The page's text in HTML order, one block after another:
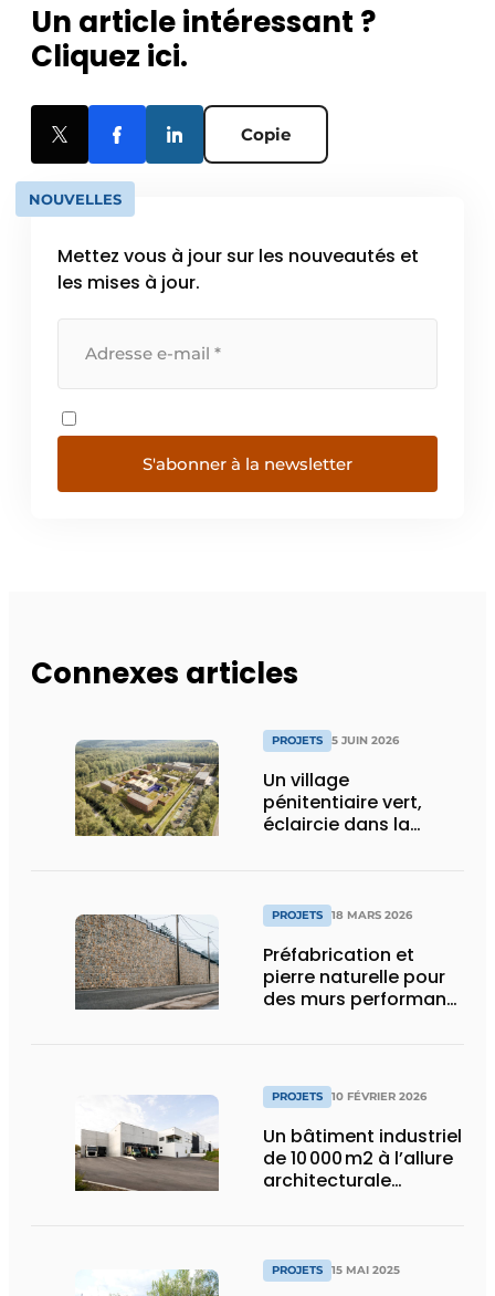
Un article intéressant ?
Cliquez ici.
Copie
NOUVELLES
Mettez vous à jour sur les nouveautés et
les mises à jour.
S'abonner à la newsletter
Connexes articles
PROJETS 5 JUIN 2026
Un village
pénitentiaire vert,
éclaircie dans la
PROJETS 18 MARS 2026
Préfabrication et
pierre naturelle pour
des murs performants
PROJETS 10 FÉVRIER 2026
Un bâtiment industriel
de 10 000 m2 à l’allure
architecturale
PROJETS 15 MAI 2025